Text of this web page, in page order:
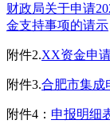
财政局关于申请
金支持事项的请示
附件2.XX资金申
附件3.合肥市集成
附件4： 申报明细